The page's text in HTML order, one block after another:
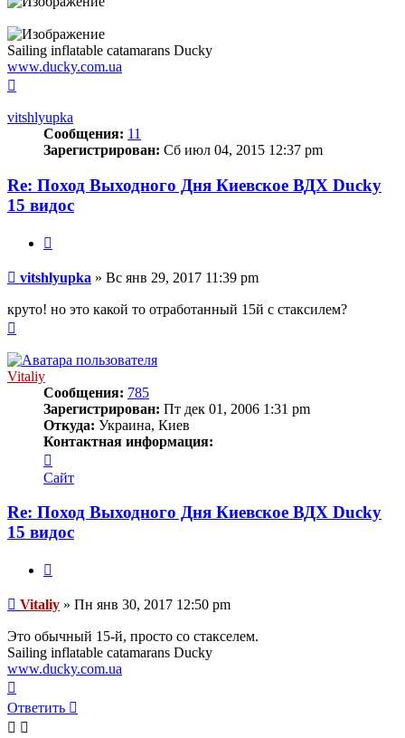
Sailing inflatable catamarans Ducky
www.ducky.com.ua
началу
vitshlyupka
Сообщения: 11
Зарегистрирован: Сб июл 04, 2015 12:37 pm
Re: Поход Выходного Дня Киевское ВДХ Ducky
15 видос
Сообщение
vitshlyupka » Вс янв 29, 2017 11:39 pm
круто! но это какой то отработанный 15й с стаксилем?
началу
Vitaliy
Сообщения: 785
Зарегистрирован: Пт дек 01, 2006 1:31 pm
Откуда: Украина, Киев
Контактная информация:
информация
пользователя
Сайт
Re: Поход Выходного Дня Киевское ВДХ Ducky
15 видос
Сообщение
Vitaliy » Пн янв 30, 2017 12:50 pm
Это обычный 15-й, просто со стакселем.
Sailing inflatable catamarans Ducky
www.ducky.com.ua
к
началу
Ответить